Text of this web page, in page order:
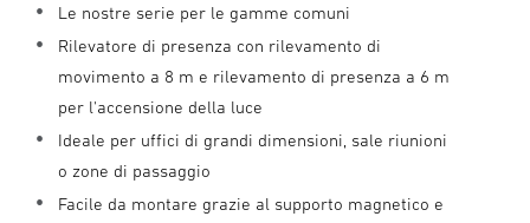
Le nostre serie per le gamme comuni
Rilevatore di presenza con rilevamento di
movimento a 8 m e rilevamento di presenza a 6 m
per l'accensione della luce
Ideale per uffici di grandi dimensioni, sale riunioni
o zone di passaggio
Facile da montare grazie al supporto magnetico e